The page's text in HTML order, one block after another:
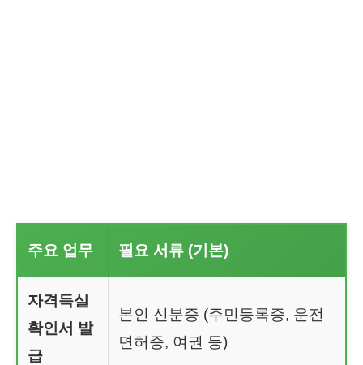
주요 업무 필요 서류 (기본)
자격득실
확인서 발
급
본인 신분증 (주민등록증, 운전
면허증, 여권 등)